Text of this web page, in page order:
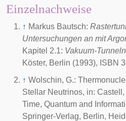
Einzelnachweise
↑ Markus Bautsch:
Untersuchungen an mit
Kapitel 2.1: Vakuum-
Köster, Berlin (1993), ISBN
↑ Wolschin, G.:
Stellar Neutrinos, in:
Time, Quantum and
Springer-Verlag, Berlin,